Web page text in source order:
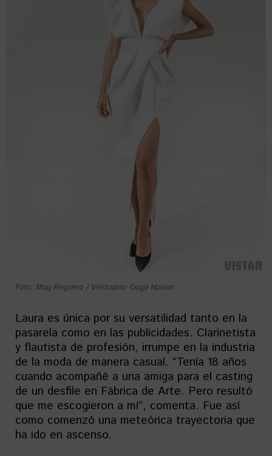
Foto: May Reguera / Vestuario: Gaya Novias
Laura es única por su versatilidad tanto en la
pasarela como en las publicidades. Clarinetista
y flautista de profesión, irrumpe en la industria
de la moda de manera casual. “Tenía 18 años
cuando acompañé a una amiga para el casting
de un desfile en Fábrica de Arte. Pero resultó
que me escogieron a mí”, comenta. Fue así
como comenzó una meteórica trayectoria que
ha ido en ascenso.